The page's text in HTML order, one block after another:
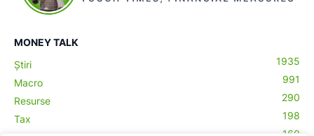
MONEY TALK
Știri
1935
Macro
991
Resurse
290
Tax
198
160